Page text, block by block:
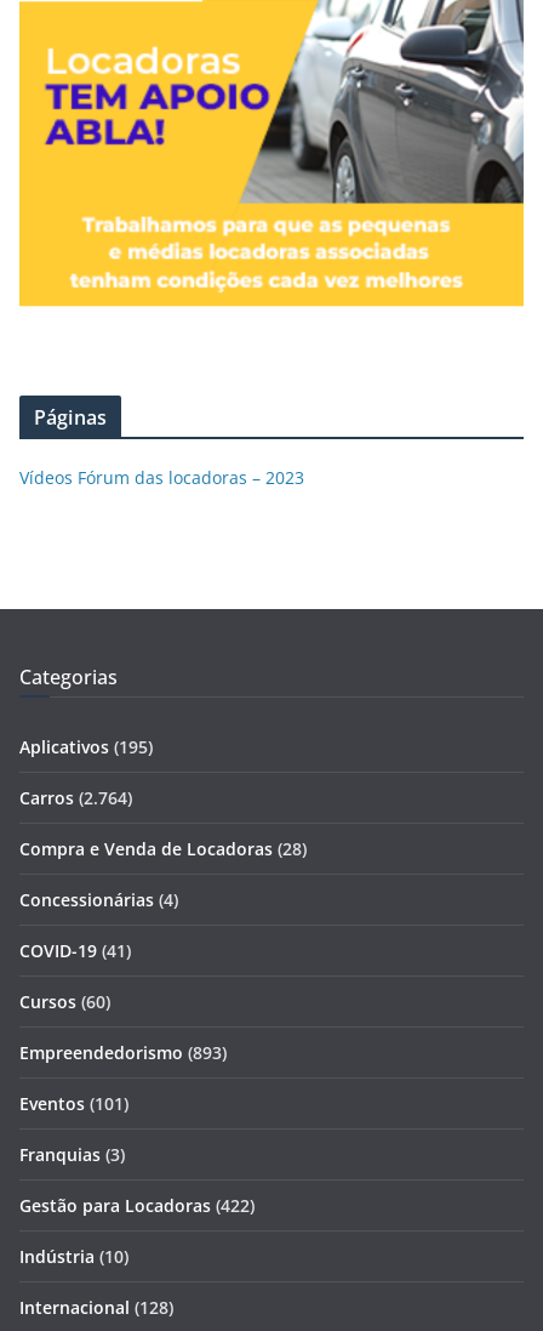
Páginas
Vídeos Fórum das locadoras – 2023
Categorias
Aplicativos (195)
Carros (2.764)
Compra e Venda de Locadoras (28)
Concessionárias (4)
COVID-19 (41)
Cursos (60)
Empreendedorismo (893)
Eventos (101)
Franquias (3)
Gestão para Locadoras (422)
Indústria (10)
Internacional (128)